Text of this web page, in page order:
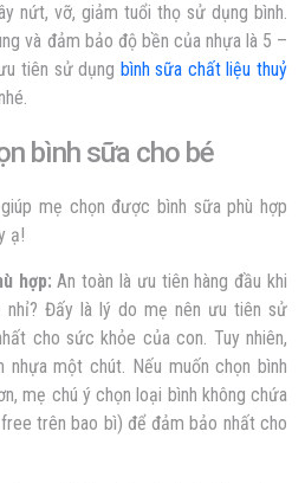
nứt, vỡ, giảm tuổi thọ sử dụng bình.
và đảm bảo độ bền của nhựa là 5 –
tiên sử dụng bình sữa chất liệu thuỷ
bình sữa cho bé
mẹ chọn được bình sữa phù hợp
ạ!
hợp: An toàn là ưu tiên hàng đầu khi
nhỉ? Đấy là lý do mẹ nên ưu tiên sử
cho sức khỏe của con. Tuy nhiên,
nhựa một chút. Nếu muốn chọn bình
mẹ chú ý chọn loại bình không chứa
trên bao bì) để đảm bảo nhất cho